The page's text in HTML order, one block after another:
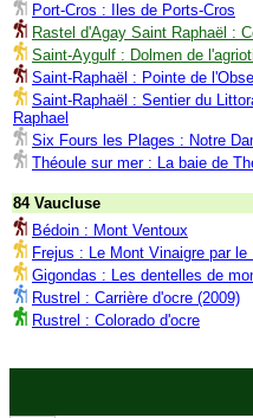
Port-Cros : Iles de Ports-Cros
Rastel d'Agay Saint Raphaël :
Saint-Aygulf : Dolmen de
Saint-Raphaël : Pointe de
Saint-Raphaël : Sentier du
Raphael
Six Fours les Plages : Notre
Théoule sur mer : La baie de
84 Vaucluse
Bédoin : Mont Ventoux
Frejus : Le Mont Vinaigre par le
Gigondas : Les dentelles de
Rustrel : Carrière d'ocre (2009)
Rustrel : Colorado d'ocre